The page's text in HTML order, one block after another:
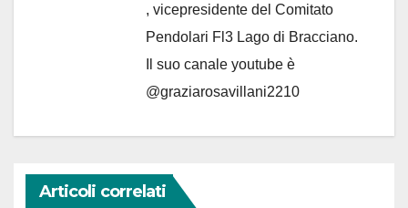
, vicepresidente del Comitato
Pendolari Fl3 Lago di Bracciano.
Il suo canale youtube è
@graziarosavillani2210
Articoli correlati